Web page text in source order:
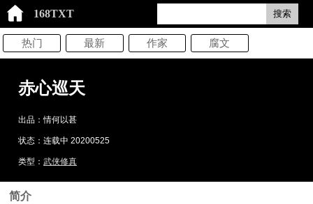
168TXT 搜索
热门 最新 作家 腐文
赤心巡天
出品：情何以甚
状态：连载中 20200525
类型：武侠修真
简介